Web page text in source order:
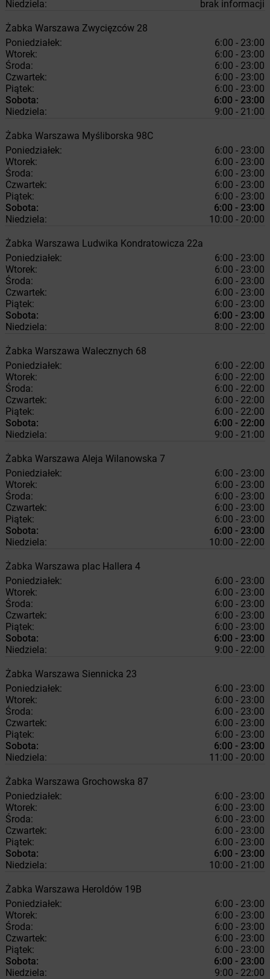
Niedziela: brak informacji
Żabka Warszawa Zwycięzców 28
Poniedziałek:
6:00 - 23:00
Wtorek:
6:00 - 23:00
Środa:
6:00 - 23:00
Czwartek:
6:00 - 23:00
Piątek:
6:00 - 23:00
Sobota:
6:00 - 23:00
Niedziela:
9:00 - 21:00
Żabka Warszawa Myśliborska 98C
Poniedziałek:
6:00 - 23:00
Wtorek:
6:00 - 23:00
Środa:
6:00 - 23:00
Czwartek:
6:00 - 23:00
Piątek:
6:00 - 23:00
Sobota:
6:00 - 23:00
Niedziela:
10:00 - 20:00
Żabka Warszawa Ludwika Kondratowicza 22a
Poniedziałek:
6:00 - 23:00
Wtorek:
6:00 - 23:00
Środa:
6:00 - 23:00
Czwartek:
6:00 - 23:00
Piątek:
6:00 - 23:00
Sobota:
6:00 - 23:00
Niedziela:
8:00 - 22:00
Żabka Warszawa Walecznych 68
Poniedziałek:
6:00 - 22:00
Wtorek:
6:00 - 22:00
Środa:
6:00 - 22:00
Czwartek:
6:00 - 22:00
Piątek:
6:00 - 22:00
Sobota:
6:00 - 22:00
Niedziela:
9:00 - 21:00
Żabka Warszawa Aleja Wilanowska 7
Poniedziałek:
6:00 - 23:00
Wtorek:
6:00 - 23:00
Środa:
6:00 - 23:00
Czwartek:
6:00 - 23:00
Piątek:
6:00 - 23:00
Sobota:
6:00 - 23:00
Niedziela:
10:00 - 22:00
Żabka Warszawa plac Hallera 4
Poniedziałek:
6:00 - 23:00
Wtorek:
6:00 - 23:00
Środa:
6:00 - 23:00
Czwartek:
6:00 - 23:00
Piątek:
6:00 - 23:00
Sobota:
6:00 - 23:00
Niedziela:
9:00 - 22:00
Żabka Warszawa Siennicka 23
Poniedziałek:
6:00 - 23:00
Wtorek:
6:00 - 23:00
Środa:
6:00 - 23:00
Czwartek:
6:00 - 23:00
Piątek:
6:00 - 23:00
Sobota:
6:00 - 23:00
Niedziela:
11:00 - 20:00
Żabka Warszawa Grochowska 87
Poniedziałek:
6:00 - 23:00
Wtorek:
6:00 - 23:00
Środa:
6:00 - 23:00
Czwartek:
6:00 - 23:00
Piątek:
6:00 - 23:00
Sobota:
6:00 - 23:00
Niedziela:
10:00 - 21:00
Żabka Warszawa Heroldów 19B
Poniedziałek:
6:00 - 23:00
Wtorek:
6:00 - 23:00
Środa:
6:00 - 23:00
Czwartek:
6:00 - 23:00
Piątek:
6:00 - 23:00
Sobota:
6:00 - 23:00
Niedziela:
9:00 - 22:00